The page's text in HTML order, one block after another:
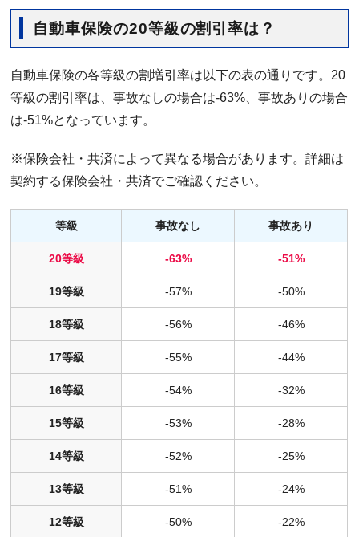
自動車保険の20等級の割引率は？
自動車保険の各等級の割増引率は以下の表の通りです。20
等級の割引率は、事故なしの場合は-63%、事故ありの場合
は-51%となっています。
※保険会社・共済によって異なる場合があります。詳細は
契約する保険会社・共済でご確認ください。
等級 事故なし 事故あり
20等級 -63% -51%
19等級 -57% -50%
18等級 -56% -46%
17等級 -55% -44%
16等級 -54% -32%
15等級 -53% -28%
14等級 -52% -25%
13等級 -51% -24%
12等級 -50% -22%